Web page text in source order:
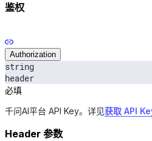
鉴权
Authorization
string
header
必填
千问AI平台 API Key。详见获取 API
Header 参数